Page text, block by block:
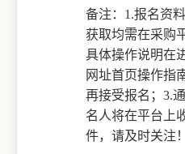
备注： 1.报名资
获取均需在采购
具体操作说明在
网址首页操作指
再接受报名； 3.
名人将在平台上
件，请及时关注！